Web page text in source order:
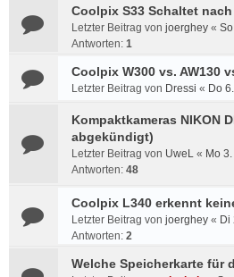
Coolpix S33 Schaltet
Letzter Beitrag von joerghey «
Antworten: 1
Coolpix W300 vs. AW130
Letzter Beitrag von Dressi « Do
Kompaktkameras NIKON
abgekündigt)
Letzter Beitrag von UweL « Mo
Antworten: 48
Coolpix L340 erkennt
Letzter Beitrag von joerghey « Di
Antworten: 2
Welche Speicherkarte für